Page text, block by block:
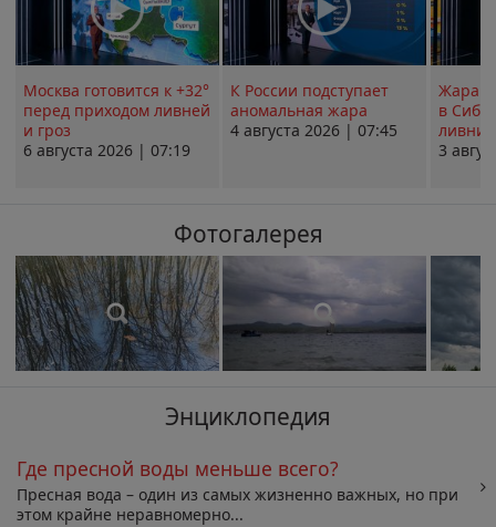
Москва готовится к +32°
перед приходом ливней
и гроз
6 августа 2026 | 07:19
К России подступает
аномальная жара
4 августа 2026 | 07:45
Жара в
в
ливни
3
Фотогалерея
Энциклопедия
Где пресной воды меньше всего?
Пресная вода – один из самых жизненно важных, но при
этом крайне неравномерно...